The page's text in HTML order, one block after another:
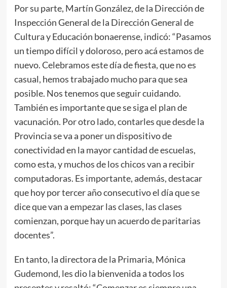
Por su parte, Martín González, de la Dirección de
Inspección General de la Dirección General de
Cultura y Educación bonaerense, indicó: “Pasamos
un tiempo difícil y doloroso, pero acá estamos de
nuevo. Celebramos este día de fiesta, que no es
casual, hemos trabajado mucho para que sea
posible. Nos tenemos que seguir cuidando.
También es importante que se siga el plan de
vacunación. Por otro lado, contarles que desde la
Provincia se va a poner un dispositivo de
conectividad en la mayor cantidad de escuelas,
como esta, y muchos de los chicos van a recibir
computadoras. Es importante, además, destacar
que hoy por tercer año consecutivo el día que se
dice que van a empezar las clases, las clases
comienzan, porque hay un acuerdo de paritarias
docentes”.
En tanto, la directora de la Primaria, Mónica
Gudemond, les dio la bienvenida a todos los